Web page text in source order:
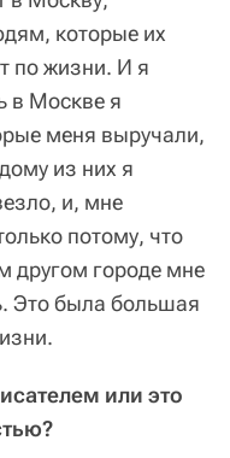
которые их
по жизни. И я
в Москве я
меня выручали,
из них я
и, мне
потому, что
другом городе мне
Это была большая
или это